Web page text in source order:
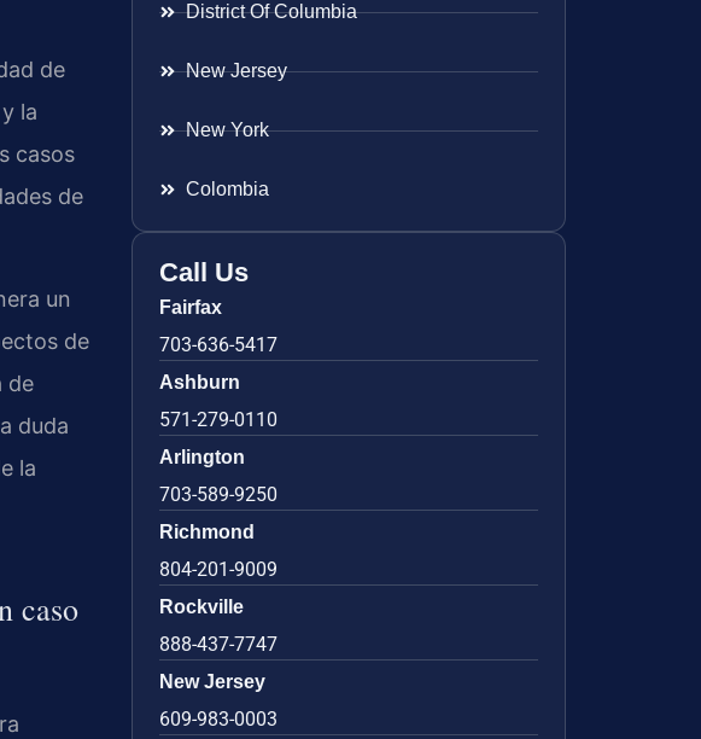
de
la
casos
de
un
de
de
duda
la
caso
District Of Columbia
New Jersey
New York
Colombia
Call Us
Fairfax
703-636-5417
Ashburn
571-279-0110
Arlington
703-589-9250
Richmond
804-201-9009
Rockville
888-437-7747
New Jersey
609-983-0003